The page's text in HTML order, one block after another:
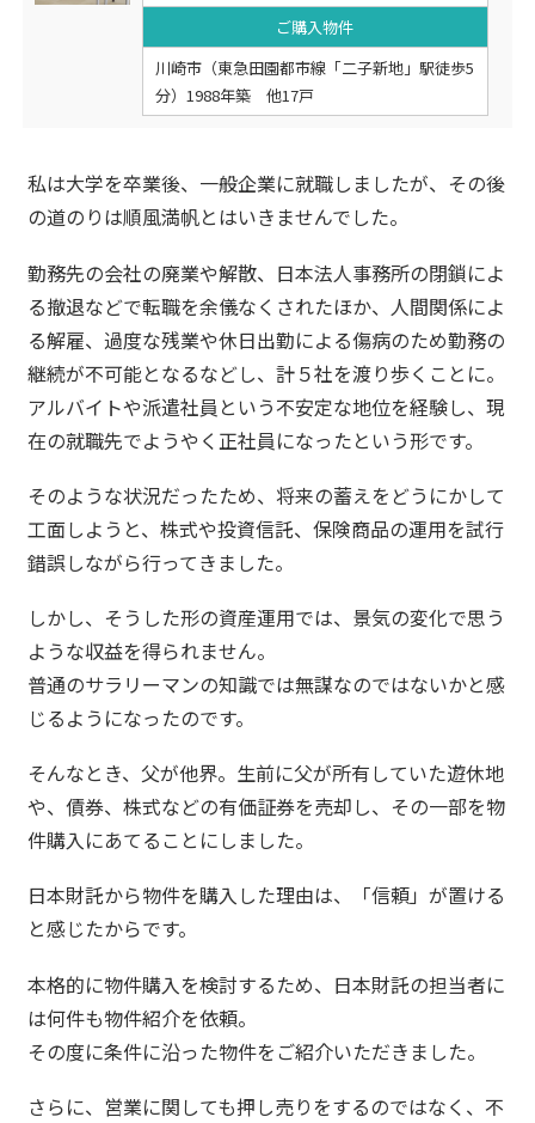
ご購入物件
川崎市（東急田園都市線「二子新地」駅徒歩5
分）1988年築 他17戸
私は大学を卒業後、一般企業に就職しましたが、その後
の道のりは順風満帆とはいきませんでした。
勤務先の会社の廃業や解散、日本法人事務所の閉鎖によ
る撤退などで転職を余儀なくされたほか、人間関係によ
る解雇、過度な残業や休日出勤による傷病のため勤務の
継続が不可能となるなどし、計５社を渡り歩くことに。
アルバイトや派遣社員という不安定な地位を経験し、現
在の就職先でようやく正社員になったという形です。
そのような状況だったため、将来の蓄えをどうにかして
工面しようと、株式や投資信託、保険商品の運用を試行
錯誤しながら行ってきました。
しかし、そうした形の資産運用では、景気の変化で思う
ような収益を得られません。
普通のサラリーマンの知識では無謀なのではないかと感
じるようになったのです。
そんなとき、父が他界。生前に父が所有していた遊休地
や、債券、株式などの有価証券を売却し、その一部を物
件購入にあてることにしました。
日本財託から物件を購入した理由は、「信頼」が置ける
と感じたからです。
本格的に物件購入を検討するため、日本財託の担当者に
は何件も物件紹介を依頼。
その度に条件に沿った物件をご紹介いただきました。
さらに、営業に関しても押し売りをするのではなく、不